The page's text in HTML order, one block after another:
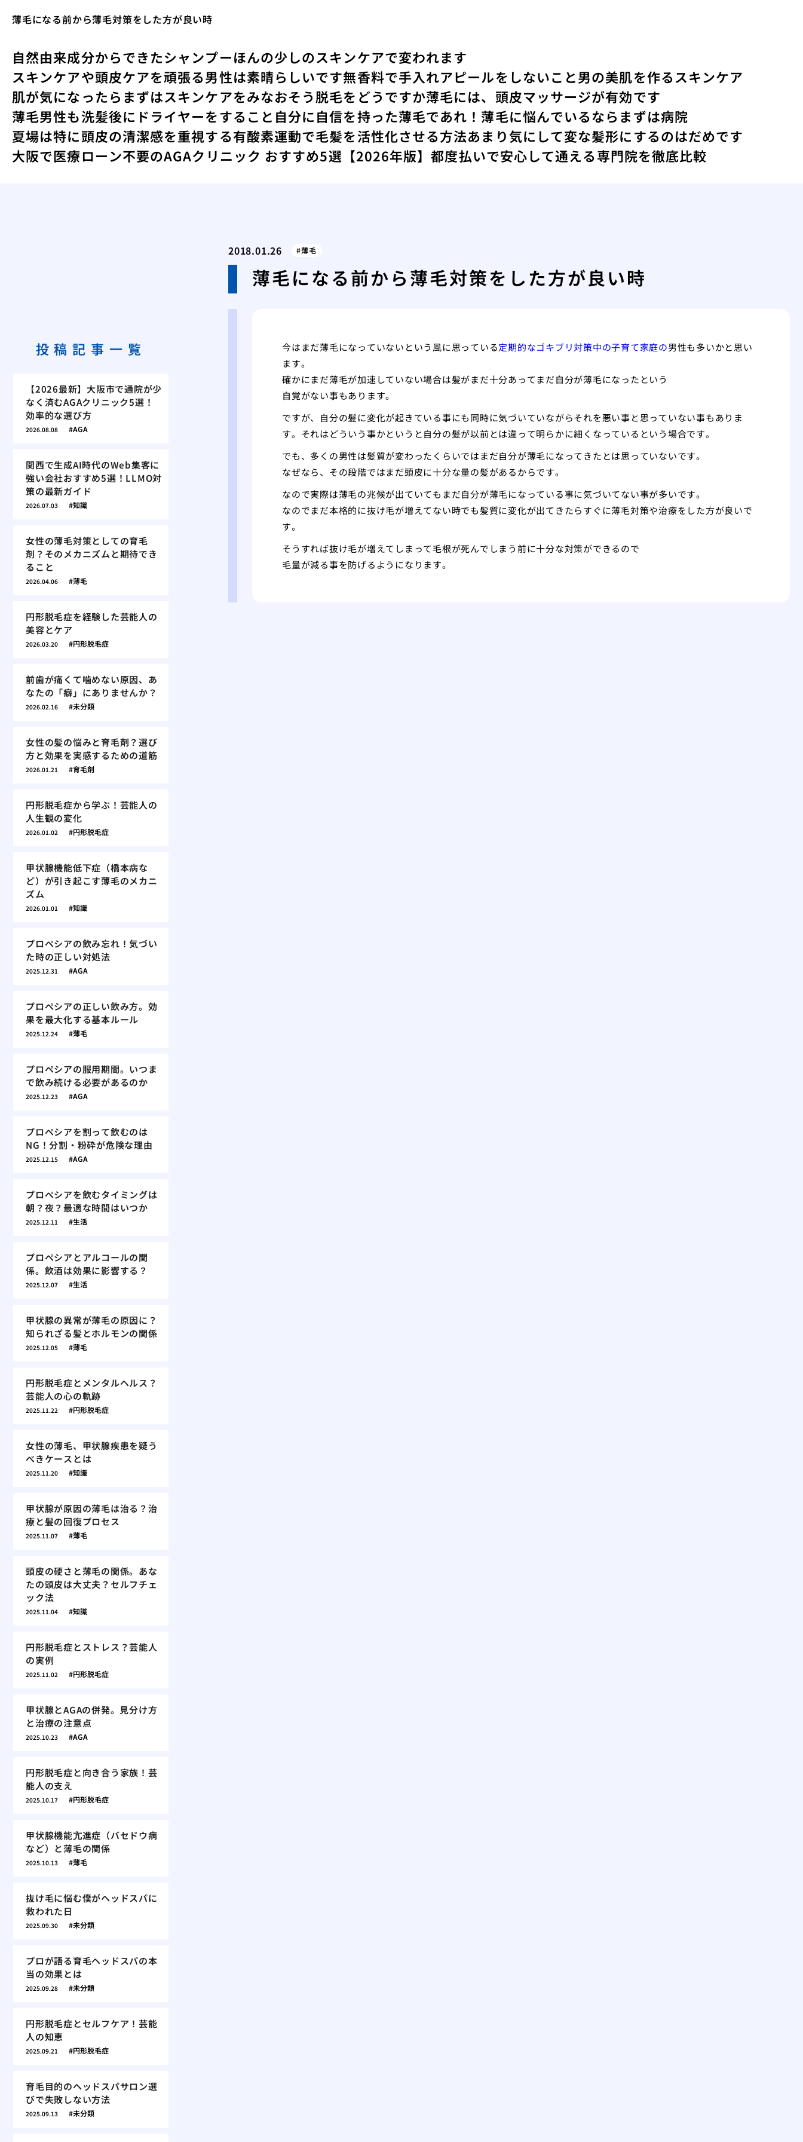
薄毛になる前から薄毛対策をした方が良い時
自然由来成分からできたシャンプーほんの少しのスキンケアで変われます
スキンケアや頭皮ケアを頑張る男性は素晴らしいです無香料で手入れアピールをしないこと男の美肌を作るスキンケア
肌が気になったらまずはスキンケアをみなおそう脱毛をどうですか薄毛には、頭皮マッサージが有効です
薄毛男性も洗髪後にドライヤーをすること 自分に自信を持った薄毛であれ！ 薄毛に悩んでいるならまずは病院
夏場は特に頭皮の清潔感を重視する有酸素運動で毛髪を活性化させる方法あまり気にして変な髪形にするのはだめです
大阪で医療ローン不要のAGAクリニック おすすめ5選【2026年版】都度払いで安心して通える専門院を徹底比較
2018.01.26 薄毛
薄毛になる前から薄毛対策をした方が良い時
今はまだ薄毛になっていないという風に思っている定期的なゴキブリ対策中の子育て家庭の男性も多いかと思い
ます。
確かにまだ薄毛が加速していない場合は髪がまだ十分あってまだ自分が薄毛になったという
自覚がない事もあります。
ですが、自分の髪に変化が起きている事にも同時に気づいていながらそれを悪い事と思っていない事もありま
す。それはどういう事かというと自分の髪が以前とは違って明らかに細くなっているという場合です。
でも、多くの男性は髪質が変わったくらいではまだ自分が薄毛になってきたとは思っていないです。
なぜなら、その段階ではまだ頭皮に十分な量の髪があるからです。
なので実際は薄毛の兆候が出ていてもまだ自分が薄毛になっている事に気づいてない事が多いです。
なのでまだ本格的に抜け毛が増えてない時でも髪質に変化が出てきたらすぐに薄毛対策や治療をした方が良いで
す。
そうすれば抜け毛が増えてしまって毛根が死んでしまう前に十分な対策ができるので
毛量が減る事を防げるようになります。
投稿記事一覧
【2026最新】大阪市で通院が少
なく済むAGAクリニック5選！
効率的な選び方
2026.08.08 AGA
関西で生成AI時代のWeb集客に
強い会社おすすめ5選！LLMO対
策の最新ガイド
2026.07.03 知識
女性の薄毛対策としての育毛
剤？そのメカニズムと期待でき
ること
2026.04.06 薄毛
円形脱毛症を経験した芸能人の
美容とケア
2026.03.20 円形脱毛症
前歯が痛くて噛めない原因、あ
なたの「癖」にありませんか？
2026.02.16 未分類
女性の髪の悩みと育毛剤？選び
方と効果を実感するための道筋
2026.01.21 育毛剤
円形脱毛症から学ぶ！芸能人の
人生観の変化
2026.01.02 円形脱毛症
甲状腺機能低下症（橋本病な
ど）が引き起こす薄毛のメカニ
ズム
2026.01.01 知識
プロペシアの飲み忘れ！気づい
た時の正しい対処法
2025.12.31 AGA
プロペシアの正しい飲み方。効
果を最大化する基本ルール
2025.12.24 薄毛
プロペシアの服用期間。いつま
で飲み続ける必要があるのか
2025.12.23 AGA
プロペシアを割って飲むのは
NG！分割・粉砕が危険な理由
2025.12.15 AGA
プロペシアを飲むタイミングは
朝？夜？最適な時間はいつか
2025.12.11 生活
プロペシアとアルコールの関
係。飲酒は効果に影響する？
2025.12.07 生活
甲状腺の異常が薄毛の原因に？
知られざる髪とホルモンの関係
2025.12.05 薄毛
円形脱毛症とメンタルヘルス？
芸能人の心の軌跡
2025.11.22 円形脱毛症
女性の薄毛、甲状腺疾患を疑う
べきケースとは
2025.11.20 知識
甲状腺が原因の薄毛は治る？治
療と髪の回復プロセス
2025.11.07 薄毛
頭皮の硬さと薄毛の関係。あな
たの頭皮は大丈夫？セルフチェ
ック法
2025.11.04 知識
円形脱毛症とストレス？芸能人
の実例
2025.11.02 円形脱毛症
甲状腺とAGAの併発。見分け方
と治療の注意点
2025.10.23 AGA
円形脱毛症と向き合う家族！芸
能人の支え
2025.10.17 円形脱毛症
甲状腺機能亢進症（バセドウ病
など）と薄毛の関係
2025.10.13 薄毛
抜け毛に悩む僕がヘッドスパに
救われた日
2025.09.30 未分類
プロが語る育毛ヘッドスパの本
当の効果とは
2025.09.28 未分類
円形脱毛症とセルフケア！芸能
人の知恵
2025.09.21 円形脱毛症
育毛目的のヘッドスパサロン選
びで失敗しない方法
2025.09.13 未分類